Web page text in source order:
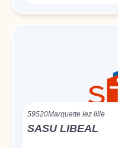
59520Marquette lez lille
SASU LIBEAL